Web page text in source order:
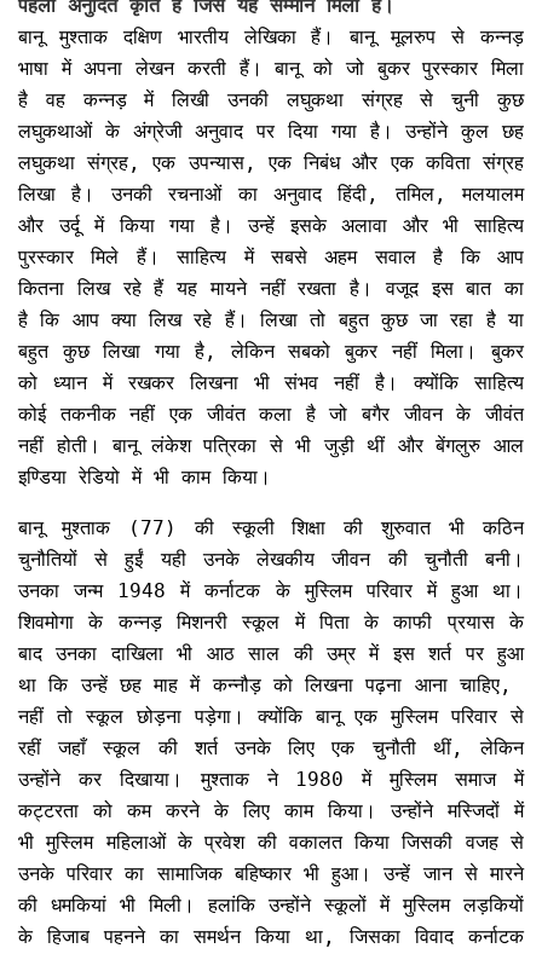
पहली अनुदित कृति है जिसे यह सम्मान मिला है।
बानू मुश्ताक दक्षिण भारतीय लेखिका हैं। बानू मूलरुप से कन्नड़
भाषा में अपना लेखन करती हैं। बानू को जो बुकर पुरस्कार मिला
है वह कन्नड़ में लिखी उनकी लघुकथा संग्रह से चुनी कुछ
लघुकथाओं के अंग्रेजी अनुवाद पर दिया गया है। उन्होंने कुल छह
लघुकथा संग्रह, एक उपन्यास, एक निबंध और एक कविता संग्रह
लिखा है। उनकी रचनाओं का अनुवाद हिंदी, तमिल, मलयालम
और उर्दू में किया गया है। उन्हें इसके अलावा और भी साहित्य
पुरस्कार मिले हैं। साहित्य में सबसे अहम सवाल है कि आप
कितना लिख रहे हैं यह मायने नहीं रखता है। वजूद इस बात का
है कि आप क्या लिख रहे हैं। लिखा तो बहुत कुछ जा रहा है या
बहुत कुछ लिखा गया है, लेकिन सबको बुकर नहीं मिला। बुकर
को ध्यान में रखकर लिखना भी संभव नहीं है। क्योंकि साहित्य
कोई तकनीक नहीं एक जीवंत कला है जो बगैर जीवन के जीवंत
नहीं होती। बानू लंकेश पत्रिका से भी जुड़ी थीं और बेंगलुरु आल
इण्डिया रेडियो में भी काम किया।
बानू मुश्ताक (77) की स्कूली शिक्षा की शुरुवात भी कठिन
चुनौतियों से हुईं यही उनके लेखकीय जीवन की चुनौती बनी।
उनका जन्म 1948 में कर्नाटक के मुस्लिम परिवार में हुआ था।
शिवमोगा के कन्नड़ मिशनरी स्कूल में पिता के काफी प्रयास के
बाद उनका दाखिला भी आठ साल की उम्र में इस शर्त पर हुआ
था कि उन्हें छह माह में कन्नौड़ को लिखना पढ़ना आना चाहिए,
नहीं तो स्कूल छोड़ना पड़ेगा। क्योंकि बानू एक मुस्लिम परिवार से
रहीं जहाँ स्कूल की शर्त उनके लिए एक चुनौती थीं, लेकिन
उन्होंने कर दिखाया। मुश्ताक ने 1980 में मुस्लिम समाज में
कट्टरता को कम करने के लिए काम किया। उन्होंने मस्जिदों में
भी मुस्लिम महिलाओं के प्रवेश की वकालत किया जिसकी वजह से
उनके परिवार का सामाजिक बहिष्कार भी हुआ। उन्हें जान से मारने
की धमकियां भी मिली। हलांकि उन्होंने स्कूलों में मुस्लिम लड़कियों
के हिजाब पहनने का समर्थन किया था, जिसका विवाद कर्नाटक